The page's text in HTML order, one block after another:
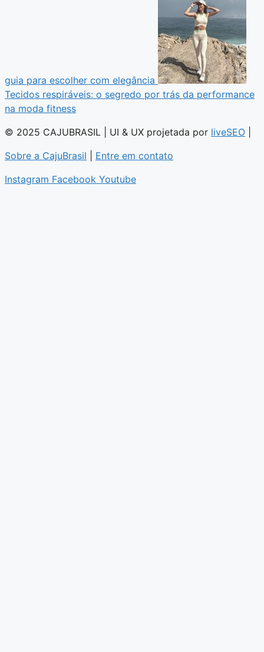
guia para escolher com elegância
Tecidos respiráveis: o segredo por trás da performance
na moda fitness
© 2025 CAJUBRASIL | UI & UX projetada por liveSEO
Sobre a CajuBrasil
Entre em contato
Instagram Facebook Youtube